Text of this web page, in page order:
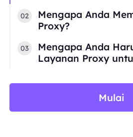
02
Mengapa Anda
Proxy?
03
Mengapa Anda
Layanan Proxy
Mulai